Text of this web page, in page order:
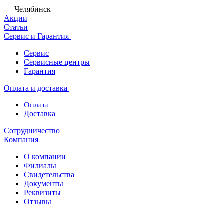
Челябинск
Акции
Статьи
Сервис и Гарантия
Сервис
Сервисные центры
Гарантия
Оплата и доставка
Оплата
Доставка
Сотрудничество
Компания
О компании
Филиалы
Свидетельства
Документы
Реквизиты
Отзывы